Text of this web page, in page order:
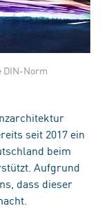
DIN-Norm
seit 2017 ein
beim
Aufgrund
dass dieser